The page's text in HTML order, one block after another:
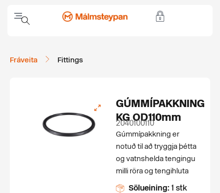
Fráveita Fittings
GÚMMÍPAKKNING
KG OD110mm
2040100110
Gúmmípakkning er
notuð til að tryggja þétta
og vatnshelda tengingu
milli röra og tengihluta
Sölueining:1 stk